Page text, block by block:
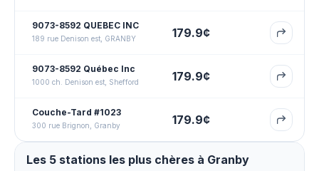
9073-8592 QUEBEC INC
189 rue Denison est, GRANBY 179.9¢
9073-8592 Québec Inc
1000 ch. Denison est, Shefford 179.9¢
Couche-Tard #1023
300 rue Brignon, Granby 179.9¢
Les 5 stations les plus chères à Granby